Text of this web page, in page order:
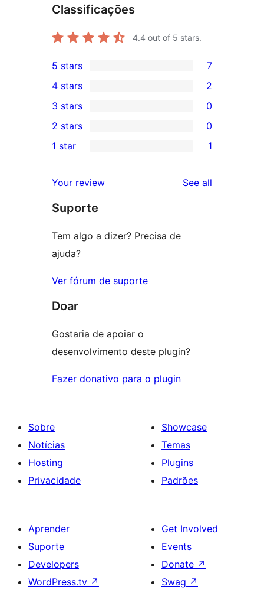
Classificações
4.4 out of 5 stars.
7
5-
star
reviews
5 stars 7
4-
star
reviews
4 stars 2
0
3-
star
3 stars 0
2-
reviews
2 stars 0
star
review
1 star 1
Your review See all
Suporte
Tem algo a dizer? Precisa de
ajuda?
Ver fórum de suporte
Doar
Gostaria de apoiar o
desenvolvimento deste plugin?
Fazer donativo para o plugin
Sobre
Notícias
Hosting
Privacidade
Showcase
Temas
Plugins
Padrões
Aprender
Suporte
Developers
WordPress.tv ↗
Get Involved
Events
Donate ↗
Swag ↗